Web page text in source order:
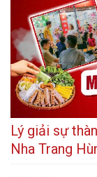
Lý giải sự thành công của mô hình nem nướng
Nha Trang